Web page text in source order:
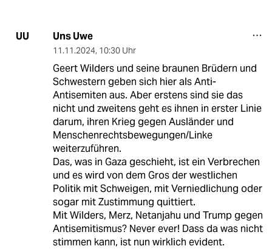
UU Uns Uwe
11.11.2024, 10:30 Uhr
Geert Wilders und seine braunen Brüdern und
Schwestern geben sich hier als Anti-
Antisemiten aus. Aber erstens sind sie das
nicht und zweitens geht es ihnen in erster Linie
darum, ihren Krieg gegen Ausländer und
Menschenrechtsbewegungen/Linke
weiterzuführen.
Das, was in Gaza geschieht, ist ein Verbrechen
und es wird von dem Gros der westlichen
Politik mit Schweigen, mit Verniedlichung oder
sogar mit Zustimmung quittiert.
Mit Wilders, Merz, Netanjahu und Trump gegen
Antisemitismus? Never ever! Dass da was nicht
stimmen kann, ist nun wirklich evident.